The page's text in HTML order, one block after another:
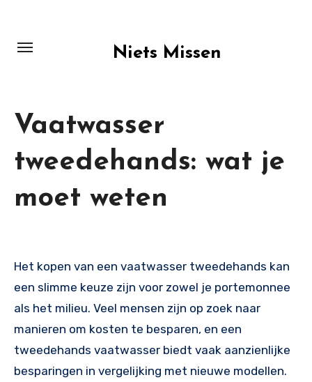
content
Niets Missen
Vaatwasser
tweedehands: wat je
moet weten
Het kopen van een vaatwasser tweedehands kan
een slimme keuze zijn voor zowel je portemonnee
als het milieu. Veel mensen zijn op zoek naar
manieren om kosten te besparen, en een
tweedehands vaatwasser biedt vaak aanzienlijke
besparingen in vergelijking met nieuwe modellen.